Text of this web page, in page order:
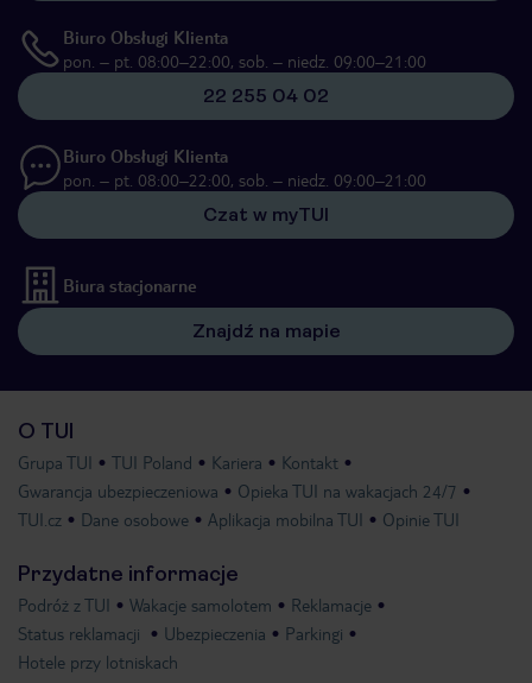
Biuro Obsługi Klienta
pon. – pt. 08:00–22:00, sob. – niedz. 09:00–21:00
22 255 04 02
Biuro Obsługi Klienta
pon. – pt. 08:00–22:00, sob. – niedz. 09:00–21:00
Czat w myTUI
Biura stacjonarne
Znajdź na mapie
O TUI
Grupa TUI TUI Poland Kariera
Kontakt
Gwarancja ubezpieczeniowa
Opieka TUI na wakacjach 24/7
TUI.cz
Dane osobowe Aplikacja mobilna TUI Opinie TUI
Przydatne informacje
Podróż z TUI Wakacje samolotem
Reklamacje
Status reklamacji
Ubezpieczenia
Parkingi
Hotele przy lotniskach